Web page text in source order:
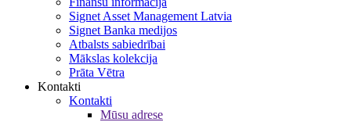
Signet Asset Management Latvia
Signet Banka medijos
Atbalsts sabiedrībai
Mākslas kolekcija
Prāta Vētra
Kontakti
Kontakti
Mūsu adrese